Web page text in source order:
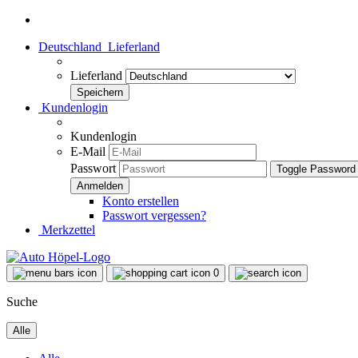
Deutschland Lieferland
Lieferland
Kundenlogin
Kundenlogin
E-Mail
Passwort
Toggle
Konto erstellen
Passwort vergessen?
Merkzettel
0
Suche
Alle